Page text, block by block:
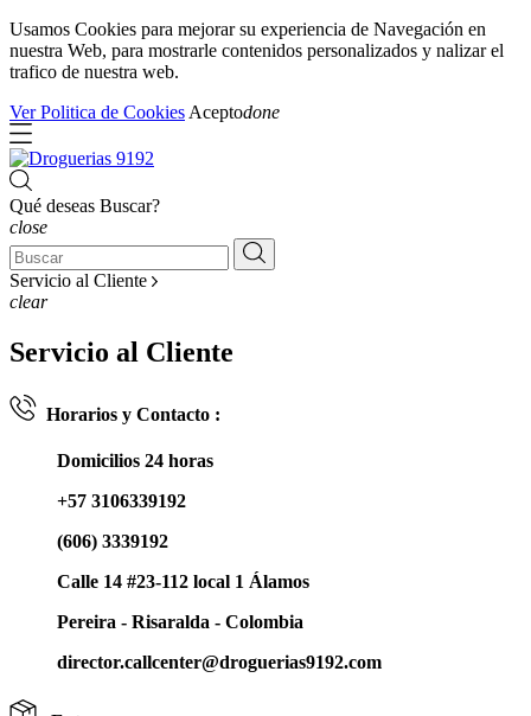
Usamos Cookies para mejorar su experiencia de Navegación en
nuestra Web, para mostrarle contenidos personalizados y nalizar el
trafico de nuestra web.
Ver Politica de Cookies Aceptodone
Qué deseas Buscar?
close
Servicio al Cliente
clear
Servicio al Cliente
Horarios y Contacto :
Domicilios 24 horas
+57 3106339192
(606) 3339192
Calle 14 #23-112 local 1 Álamos
Pereira - Risaralda - Colombia
director.callcenter@droguerias9192.com